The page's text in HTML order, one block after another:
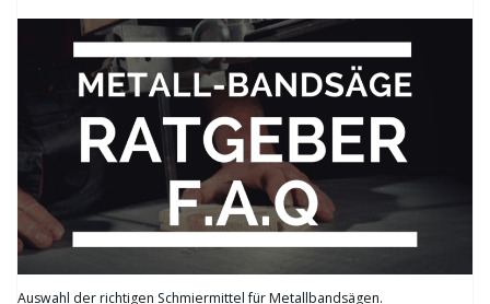
Auswahl der richtigen Schmiermittel für Metallbandsägen.